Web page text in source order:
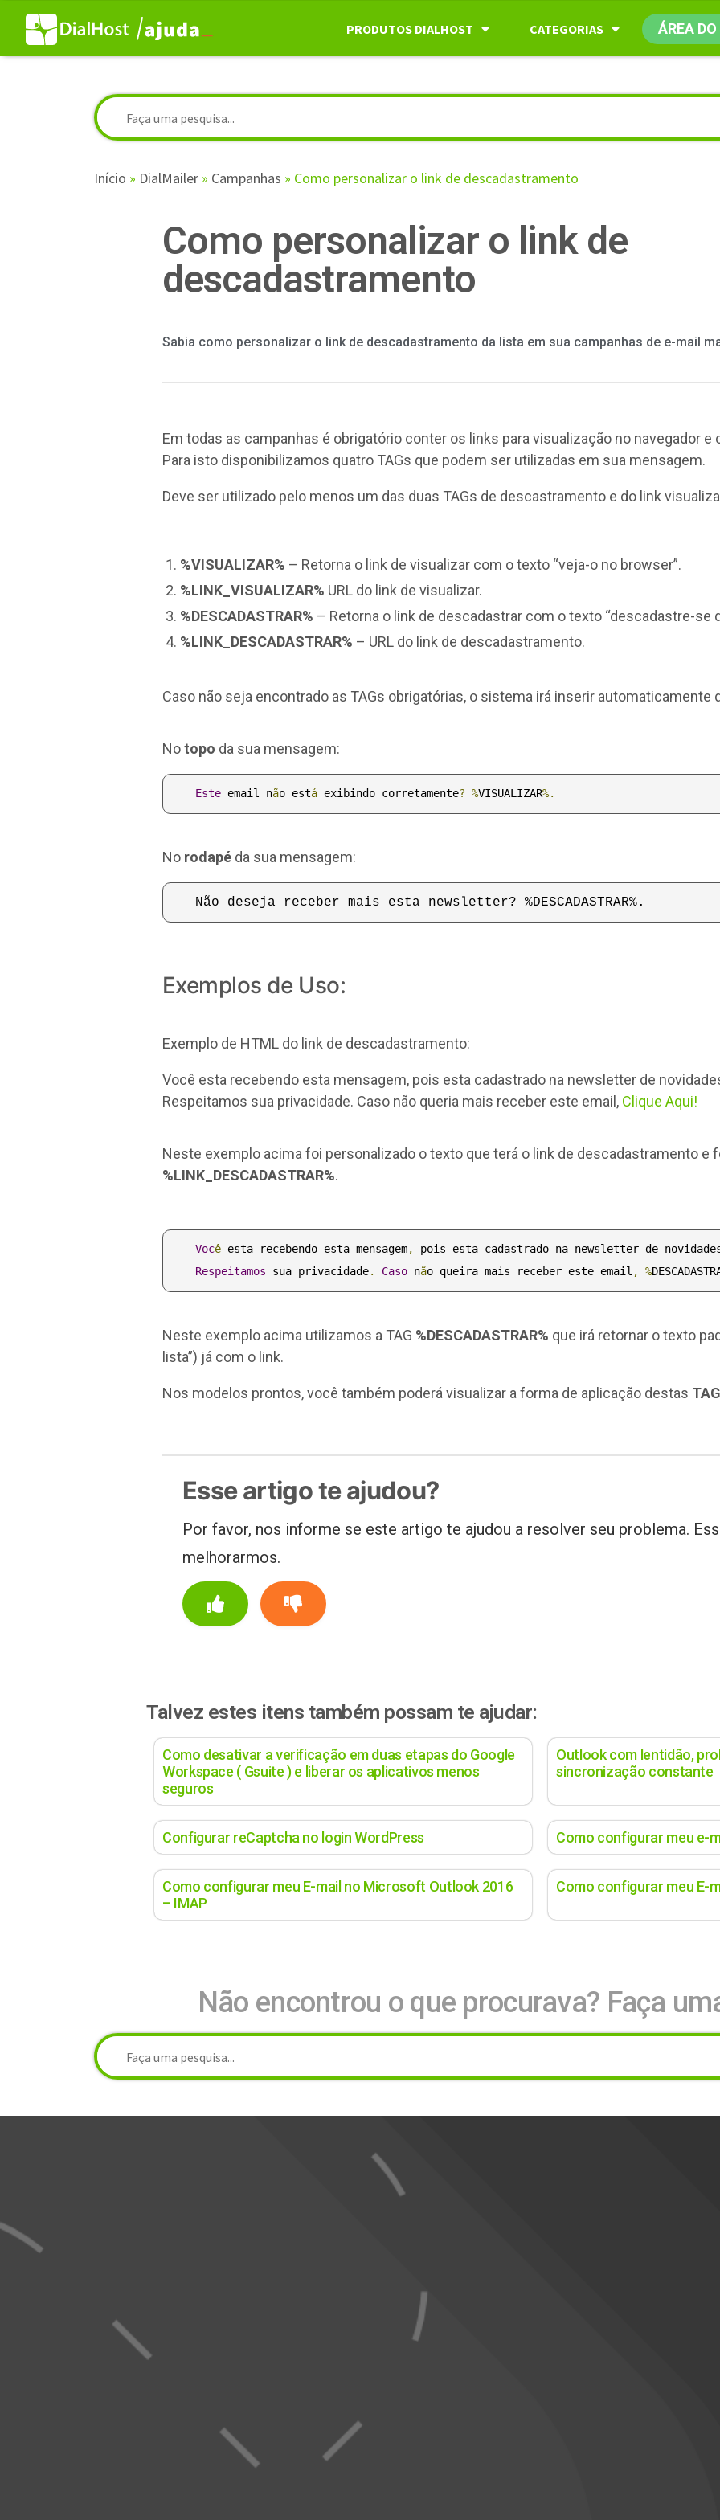
PRODUTOS DIALHOST CATEGORIAS ÁREA
Início » DialMailer » Campanhas » Como personalizar o link de descadastramento
Como personalizar o link de
descadastramento
Sabia como personalizar o link de descadastramento da lista em sua campanhas de e-mail
Em todas as campanhas é obrigatório conter os links para visualização no navegador e
Para isto disponibilizamos quatro TAGs que podem ser utilizadas em sua mensagem.
Deve ser utilizado pelo menos um das duas TAGs de descastramento e do link
%VISUALIZAR% – Retorna o link de visualizar com o texto “veja-o no browser”.
%LINK_VISUALIZAR% URL do link de visualizar.
%DESCADASTRAR% – Retorna o link de descadastrar com o texto “descadastre-se
%LINK_DESCADASTRAR% – URL do link de descadastramento.
Caso não seja encontrado as TAGs obrigatórias, o sistema irá inserir automaticamente
Notopo da sua mensagem:
Este email não está exibindo corretamente? %VISUALIZAR%.
No rodapé da sua mensagem:
Não deseja receber mais esta newsletter? %DESCADASTRAR%.
Exemplos de Uso:
Exemplo de HTML do link de descadastramento:
Você esta recebendo esta mensagem, pois esta cadastrado na newsletter de
Respeitamos sua privacidade. Caso não queria mais receber este email, Clique Aqui!
Neste exemplo acima foi personalizado o texto que terá o link de descadastramento e
%LINK_DESCADASTRAR%.
Você esta recebendo esta mensagem, pois esta cadastrado na newsletter de
Respeitamos sua privacidade. Caso não queira mais receber este email , %
Neste exemplo acima utilizamos a TAG %DESCADASTRAR% que irá retornar o texto
lista”) já com o link.
Nos modelos prontos, você também poderá visualizar a forma de aplicação destas
Esse artigo te ajudou?
Por favor, nos informe se este artigo te ajudou a resolver seu problema.
melhorarmos.
Talvez estes itens também possam te ajudar:
Como desativar a verificação em duas etapas do Google
Workspace ( Gsuite ) e liberar os aplicativos menos
seguros
Outlook com lentidão,
sincronização constante
Configurar reCaptcha no login WordPress Como configurar meu e-
Como configurar meu E-mail no Microsoft Outlook 2016
– IMAP
Como configurar meu E-
Não encontrou o que procurava? Faça